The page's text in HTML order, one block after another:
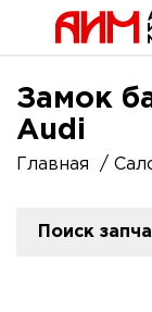
Замок
Audi
Главная
Поиск